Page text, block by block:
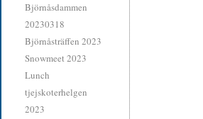
Björnåsdammen
20230318
Björnåsträffen 2023
Snowmeet 2023
Lunch
tjejskoterhelgen
2023